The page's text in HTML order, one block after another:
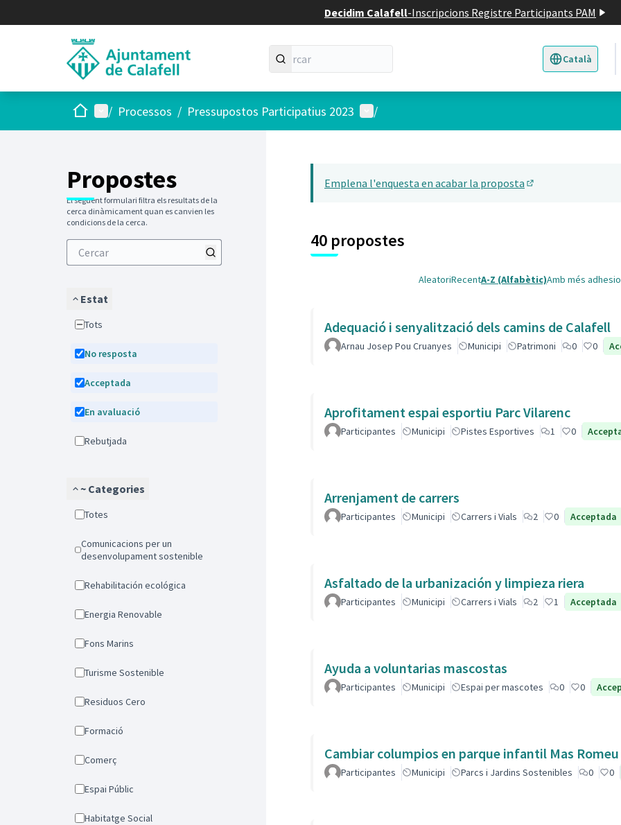
Decidim Calafell-Inscripcions Registre Participants PAM
Català
Triar la llengua
Inici Menú principal
/ Processos / Pressupostos Participatius 2023 Menú d'usuari
/
Propostes
El següent formulari filtra els resultats de la
cerca dinàmicament quan es canvien les
condicions de la cerca.
Estat
Tots
No resposta
Acceptada
En avaluació
Rebutjada
~ Categories
Totes
Comunicacions per un
desenvolupament sostenible
Rehabilitación ecológica
Energia Renovable
Fons Marins
Turisme Sostenible
Residuos Cero
Formació
Comerç
Espai Públic
Habitatge Social
Emplena l'enquesta en acabar la proposta
40 propostes
AleatoriRecentA-Z (Alfabètic)Amb més
Adequació i senyalització dels camins de Calafell
Arnau Josep Pou Cruanyes Municipi Patrimoni 0 0
Aprofitament espai esportiu Parc Vilarenc
Participantes Municipi Pistes Esportives 1 0
Arrenjament de carrers
Participantes Municipi Carrers i Vials 2 0 Acceptada
Asfaltado de la urbanización y limpieza riera
Participantes Municipi Carrers i Vials 2 1 Acceptada
Ayuda a voluntarias mascostas
Participantes Municipi Espai per mascotes 0 0
Cambiar columpios en parque infantil Mas Romeu
Participantes Municipi Parcs i Jardins Sostenibles 0 0